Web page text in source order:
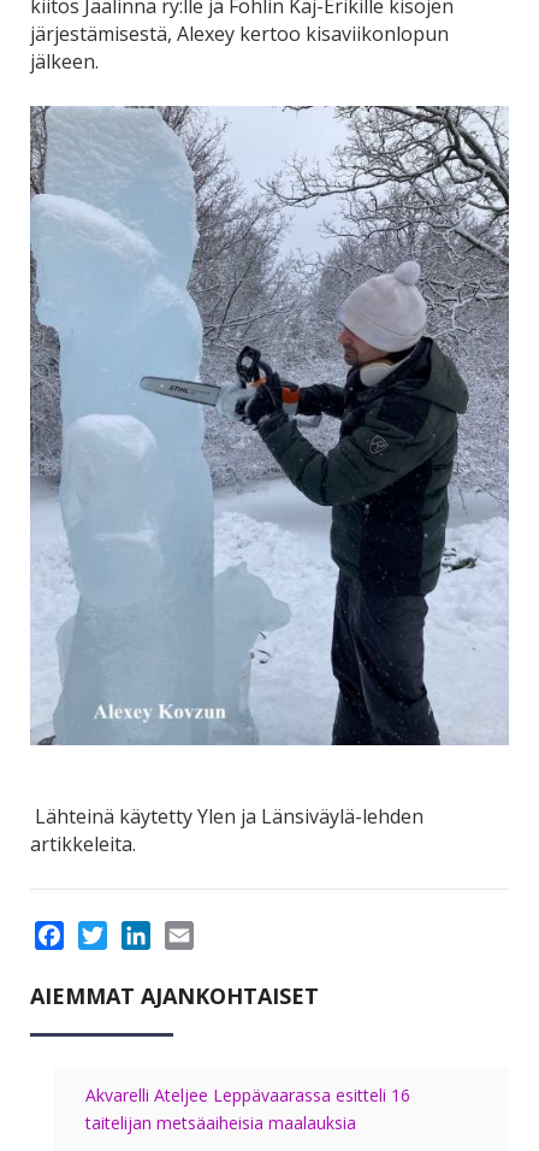
kiitos Jäälinna ry:lle ja Fohlin Kaj-Erikille kisojen
järjestämisestä, Alexey kertoo kisaviikonlopun
jälkeen.
Lähteinä käytetty Ylen ja Länsiväylä-lehden
artikkeleita.
AIEMMAT AJANKOHTAISET
Akvarelli Ateljee Leppävaarassa esitteli 16
taitelijan metsäaiheisia maalauksia